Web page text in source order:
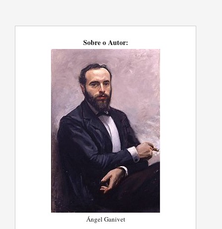
Sobre o Autor:
Ángel Ganivet